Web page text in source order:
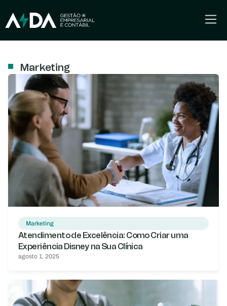
Marketing
Marketing
Atendimento de Excelência: Como Criar uma
Experiência Disney na Sua Clínica
agosto 1, 2025